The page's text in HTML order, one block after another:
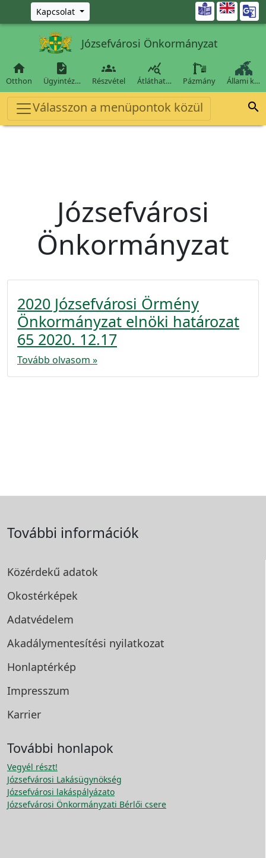
Ugrás a fő tartalomra
Kapcsolat 
Józsefvárosi Önkormányzat

Otthon

Ügyintéz…

Részvétel

Átláthat… Pázmány Állami k…
Válasszon a menüpontok közül 
Józsefvárosi
Önkormányzat
2020 Józsefvárosi Örmény
Önkormányzat elnöki határozat
65 2020. 12.17
Tovább olvasom »
További információk
Közérdekű adatok
Okostérképek
Adatvédelem
Akadálymentesítési nyilatkozat
Honlaptérkép
Impresszum
Karrier
További honlapok
Vegyél részt!
Józsefvárosi Lakásügynökség
Józsefvárosi lakáspályázato
Józsefvárosi Önkormányzati Bérlői csere